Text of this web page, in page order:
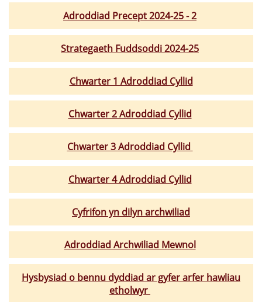
Adroddiad Precept 2024-25 - 2
Strategaeth Fuddsoddi 2024-25
Chwarter 1 Adroddiad Cyllid
Chwarter 2 Adroddiad Cyllid
Chwarter 3 Adroddiad Cyllid
Chwarter 4 Adroddiad Cyllid
Cyfrifon yn dilyn archwiliad
Adroddiad Archwiliad Mewnol
Hysbysiad o bennu dyddiad ar gyfer arfer hawliau
etholwyr